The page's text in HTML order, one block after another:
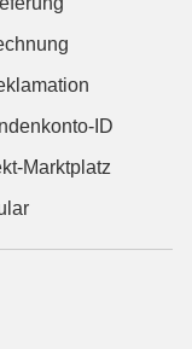
ID
Marktplatz